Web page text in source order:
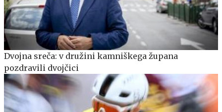
Dvojna sreča: v družini kamniškega župana
pozdravili dvojčici